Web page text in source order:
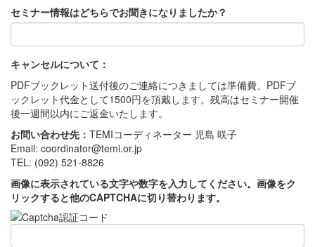
セミナー情報はどちらでお聞きになりましたか？
キャンセルについて：
PDFブックレット送付後のご連絡につきましては準備費、PDFブ
ックレット代金として1500円を頂戴します。残高はセミナー開催
後一週間以内にご返金いたします。
お問い合わせ先： TEMIコーディネーター 児島 咲子
Email: coordinator@temi.or.jp
TEL: (092) 521-8826
画像に表示されている文字や数字を入力してください。画像をク
リックすると他のCAPTCHAに切り替わります。